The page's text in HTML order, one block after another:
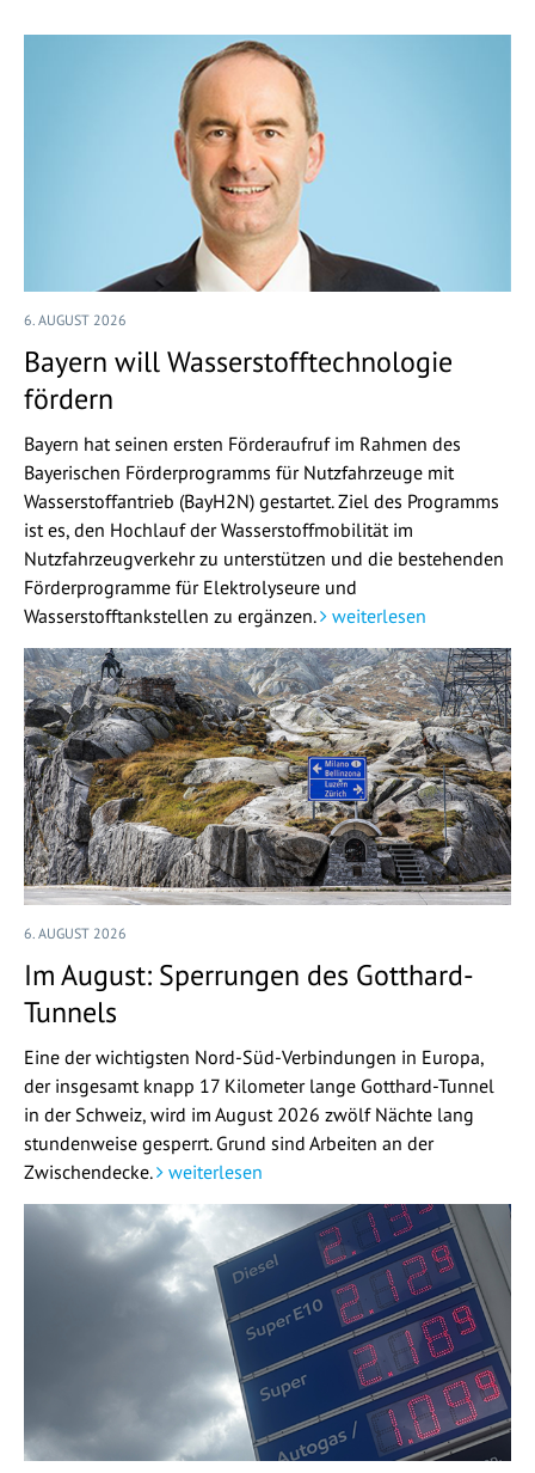
6. AUGUST 2026
Bayern will Wasserstofftechnologie
fördern
Bayern hat seinen ersten Förderaufruf im Rahmen des
Bayerischen Förderprogramms für Nutzfahrzeuge mit
Wasserstoffantrieb (BayH2N) gestartet. Ziel des Programms
ist es, den Hochlauf der Wasserstoffmobilität im
Nutzfahrzeugverkehr zu unterstützen und die bestehenden
Förderprogramme für Elektrolyseure und
Wasserstofftankstellen zu ergänzen.
weiterlesen
6. AUGUST 2026
Im August: Sperrungen des Gotthard-
Tunnels
Eine der wichtigsten Nord-Süd-Verbindungen in Europa,
der insgesamt knapp 17 Kilometer lange Gotthard-Tunnel
in der Schweiz, wird im August 2026 zwölf Nächte lang
stundenweise gesperrt. Grund sind Arbeiten an der
Zwischendecke.
weiterlesen